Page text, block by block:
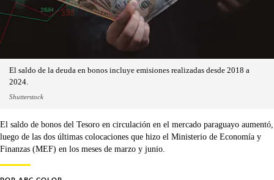
El saldo de la deuda en bonos incluye emisiones realizadas desde 2018 a
2024.
Shutterstock
El saldo de bonos del Tesoro en circulación en el mercado paraguayo aumentó,
luego de las dos últimas colocaciones que hizo el Ministerio de Economía y
Finanzas (MEF) en los meses de marzo y junio.